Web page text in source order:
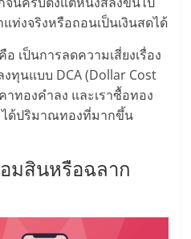
ท่งจริงหรือถอนเป็นเงินสดได้
เป็นการลดความเสี่ยงเรื่อง
ทุนแบบ DCA (Dollar Cost
าทองคำลง และเราซื้อทอง
ได้ปริมาณทองที่มากขึ้น
มสินหรือฉลาก